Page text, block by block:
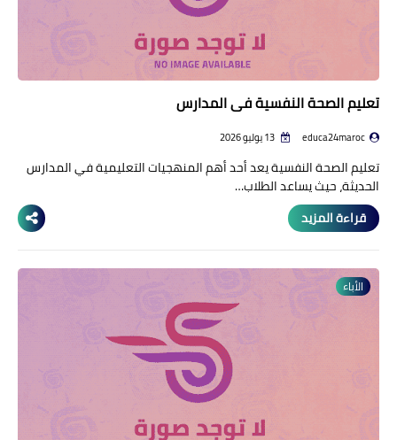
تعليم الصحة النفسية في المدارس
educa24maroc
تعليم الصحة النفسية يعد أحد أهم المنهجيات التعليمية في المدارس
الحديثة، حيث يساعد الطلاب…
قراءة المزيد
الأباء